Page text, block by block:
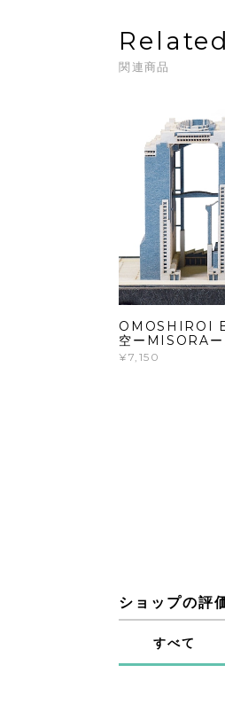
関連商品
OMOSHIROI
空ーMISORAー
¥7,150
ショップの評
すべて